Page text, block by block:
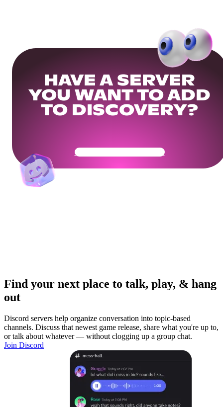
HAVE A SERVER
YOU WANT TO ADD
TO DISCOVERY?
Get Your Community Ready
Find your next place to talk, play, & hang
out
Discord servers help organize conversation into topic-based
channels. Discuss that newest game release, share what you're up to,
or talk about whatever — without clogging up a group chat.
Join Discord